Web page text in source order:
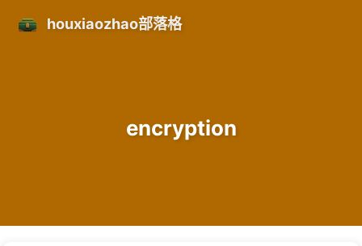
houxiaozhao部落格
encryption